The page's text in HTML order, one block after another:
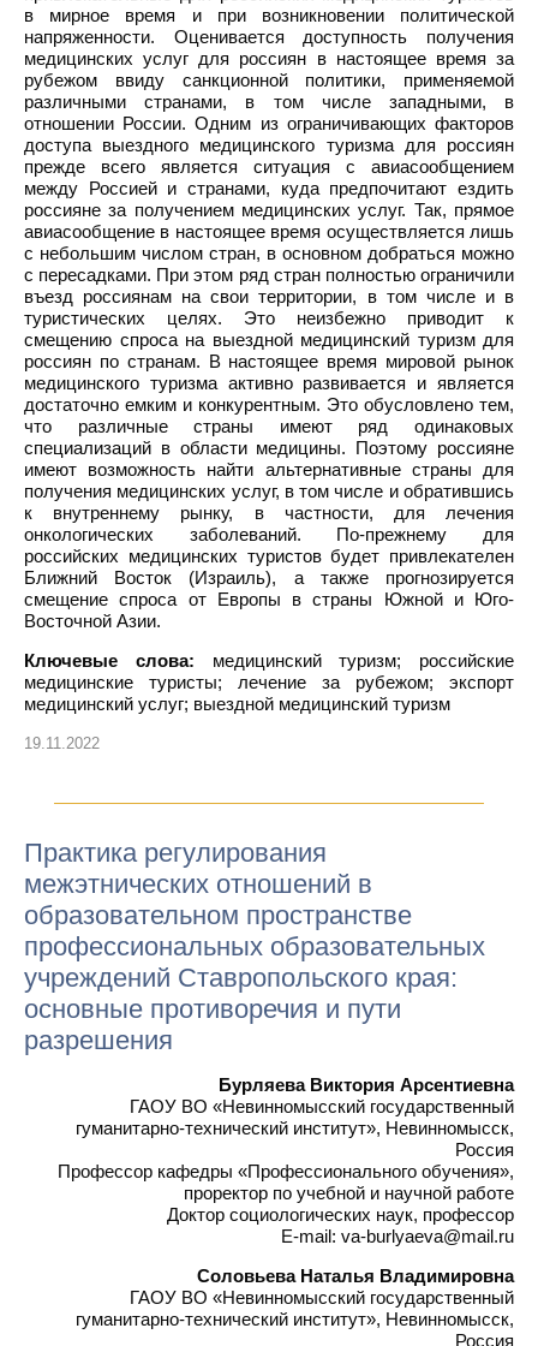
в мирное время и при возникновении политической
напряженности. Оценивается доступность получения
медицинских услуг для россиян в настоящее время за
рубежом ввиду санкционной политики, применяемой
различными странами, в том числе западными, в
отношении России. Одним из ограничивающих факторов
доступа выездного медицинского туризма для россиян
прежде всего является ситуация с авиасообщением
между Россией и странами, куда предпочитают ездить
россияне за получением медицинских услуг. Так, прямое
авиасообщение в настоящее время осуществляется лишь
с небольшим числом стран, в основном добраться можно
с пересадками. При этом ряд стран полностью ограничили
въезд россиянам на свои территории, в том числе и в
туристических целях. Это неизбежно приводит к
смещению спроса на выездной медицинский туризм для
россиян по странам. В настоящее время мировой рынок
медицинского туризма активно развивается и является
достаточно емким и конкурентным. Это обусловлено тем,
что различные страны имеют ряд одинаковых
специализаций в области медицины. Поэтому россияне
имеют возможность найти альтернативные страны для
получения медицинских услуг, в том числе и обратившись
к внутреннему рынку, в частности, для лечения
онкологических заболеваний. По-прежнему для
российских медицинских туристов будет привлекателен
Ближний Восток (Израиль), а также прогнозируется
смещение спроса от Европы в страны Южной и Юго-
Восточной Азии.
Ключевые слова: медицинский туризм; российские
медицинские туристы; лечение за рубежом; экспорт
медицинский услуг; выездной медицинский туризм
19.11.2022
Практика регулирования
межэтнических отношений в
образовательном пространстве
профессиональных образовательных
учреждений Ставропольского края:
основные противоречия и пути
разрешения
Бурляева Виктория Арсентиевна
ГАОУ ВО «Невинномысский государственный
гуманитарно-технический институт», Невинномысск,
Россия
Профессор кафедры «Профессионального обучения»,
проректор по учебной и научной работе
Доктор социологических наук, профессор
E-mail: va-burlyaeva@mail.ru
Соловьева Наталья Владимировна
ГАОУ ВО «Невинномысский государственный
гуманитарно-технический институт», Невинномысск,
Россия